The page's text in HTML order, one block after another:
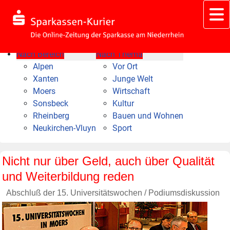
Nach Bereich
Alpen
Xanten
Moers
Sonsbeck
Rheinberg
Neukirchen-Vluyn
Nach Thema
Vor Ort
Junge Welt
Wirtschaft
Kultur
Bauen und Wohnen
Sport
Nicht nur über Geld, auch über Qualität
und Weiterbildung reden
Abschluß der 15. Universitätswochen / Podiumsdiskussion